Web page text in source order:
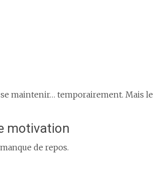
maintenir… temporairement. Mais le
motivation
de repos.